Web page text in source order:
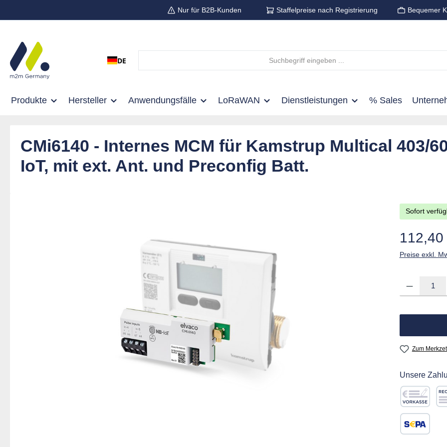
Nur für B2B-Kunden Staffelpreise nach Registrierung Bequemer
DE
Produkte Hersteller Anwendungsfälle LoRaWAN Dienstleistungen % Sales
CMi6140 - Internes MCM für Kamstrup Multical 403/
IoT, mit ext. Ant. und Preconfig Batt.
Sofort
Regulärer
112,40
Preise exkl.
Zum
Unsere
Vorkasse